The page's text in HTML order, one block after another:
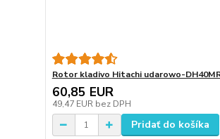
Rotor kladivo Hitachi udarowo-
60,85 EUR
49,47 EUR bez DPH
Pridať do košíka